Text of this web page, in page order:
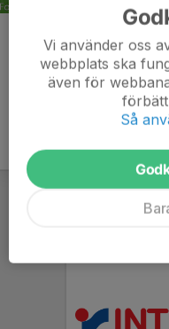
Kommentarer
Vi använder oss
webbplats ska
även för
Så